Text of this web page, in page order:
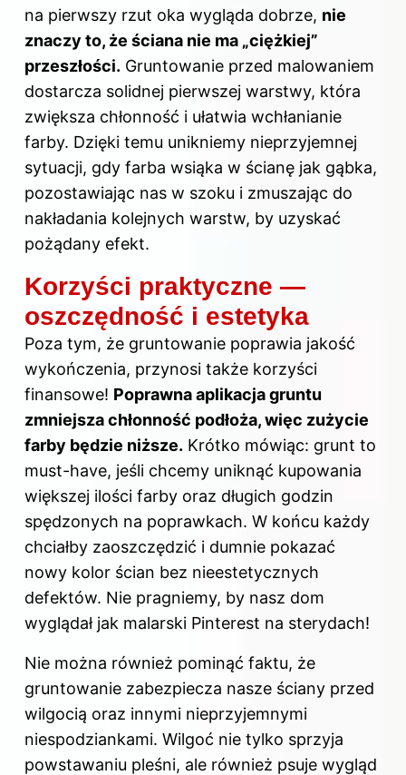
na pierwszy rzut oka wygląda dobrze, nie
znaczy to, że ściana nie ma „ciężkiej”
przeszłości. Gruntowanie przed malowaniem
dostarcza solidnej pierwszej warstwy, która
zwiększa chłonność i ułatwia wchłanianie
farby. Dzięki temu unikniemy nieprzyjemnej
sytuacji, gdy farba wsiąka w ścianę jak gąbka,
pozostawiając nas w szoku i zmuszając do
nakładania kolejnych warstw, by uzyskać
pożądany efekt.
Korzyści praktyczne —
oszczędność i estetyka
Poza tym, że gruntowanie poprawia jakość
wykończenia, przynosi także korzyści
finansowe! Poprawna aplikacja gruntu
zmniejsza chłonność podłoża, więc zużycie
farby będzie niższe. Krótko mówiąc: grunt to
must-have, jeśli chcemy uniknąć kupowania
większej ilości farby oraz długich godzin
spędzonych na poprawkach. W końcu każdy
chciałby zaoszczędzić i dumnie pokazać
nowy kolor ścian bez nieestetycznych
defektów. Nie pragniemy, by nasz dom
wyglądał jak malarski Pinterest na sterydach!
Nie można również pominąć faktu, że
gruntowanie zabezpiecza nasze ściany przed
wilgocią oraz innymi nieprzyjemnymi
niespodziankami. Wilgoć nie tylko sprzyja
powstawaniu pleśni, ale również psuje wygląd